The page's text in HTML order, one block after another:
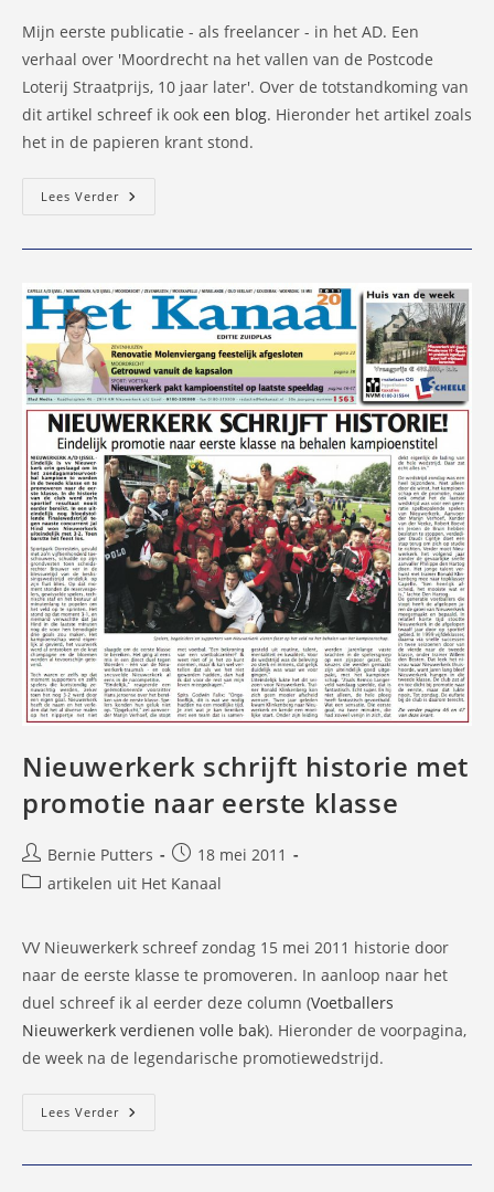
Mijn eerste publicatie - als freelancer - in het AD. Een
verhaal over 'Moordrecht na het vallen van de Postcode
Loterij Straatprijs, 10 jaar later'. Over de totstandkoming van
dit artikel schreef ik ook een blog. Hieronder het artikel zoals
het in de papieren krant stond.
Lees VerderPostcodemiljoenen
Nieuwerkerk schrijft historie met
promotie naar eerste klasse
Bericht
auteur:
Bernie Putters
Bericht
gepubliceerd
18 mei 2011
Berichtcategorie:
artikelen uit Het Kanaal
VV Nieuwerkerk schreef zondag 15 mei 2011 historie door
naar de eerste klasse te promoveren. In aanloop naar het
duel schreef ik al eerder deze column (Voetballers
Nieuwerkerk verdienen volle bak). Hieronder de voorpagina,
de week na de legendarische promotiewedstrijd.
Lees VerderNieuwerkerk